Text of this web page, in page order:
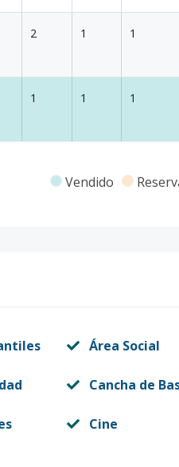
2 1 1
1 1 1
Vendido
Área Social
Cancha de
Cine